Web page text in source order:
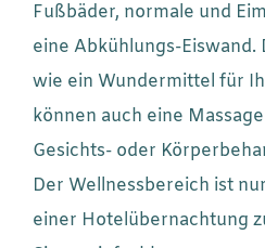
Fußbäder, normale und
eine Abkühlungs-
wie ein Wundermittel für
können auch eine
Gesichts- oder
Der Wellnessbereich ist
einer Hotelübernachtung